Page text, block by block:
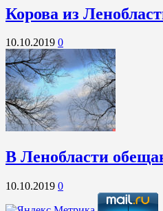
Корова из
10.10.2019 0
В Ленобласти
10.10.2019 0